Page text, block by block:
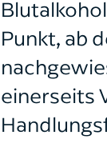
Punkt, ab
einerseits